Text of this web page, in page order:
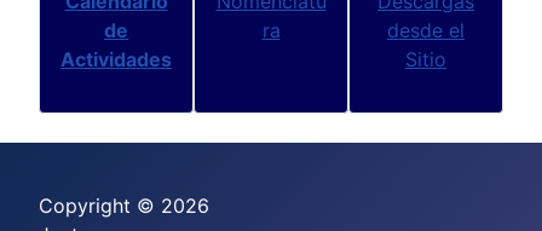
de
Actividades
ra
desde el
Sitio
Copyright © 2026